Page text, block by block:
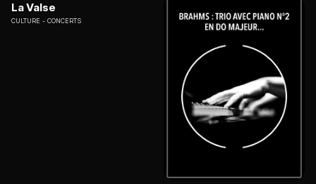
La Valse
CULTURE CONCERTS